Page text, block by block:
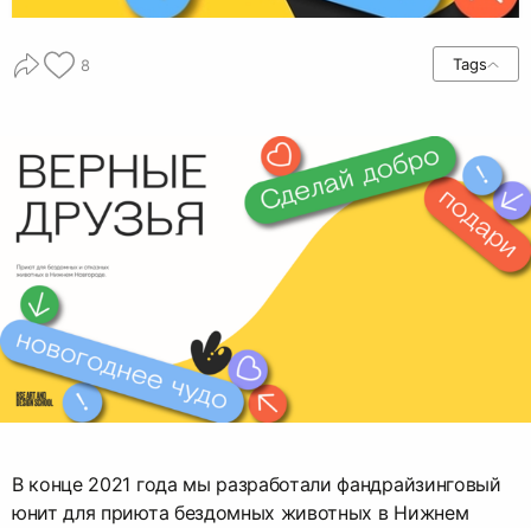
8 Tags
В конце 2021 года мы разработали фандрайзинговый
юнит для приюта бездомных животных в Нижнем